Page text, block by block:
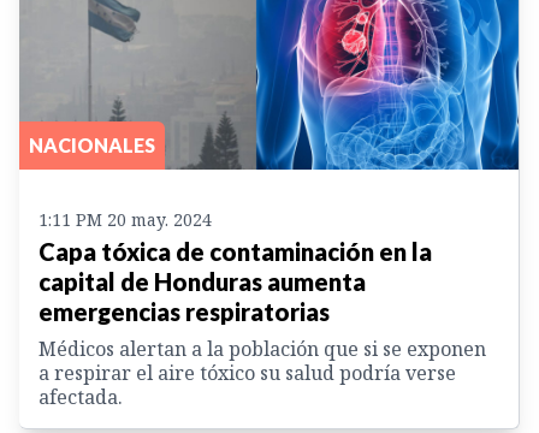
NACIONALES
1:11 PM 20 may. 2024
Capa tóxica de contaminación en la
capital de Honduras aumenta
emergencias respiratorias
Médicos alertan a la población que si se exponen
a respirar el aire tóxico su salud podría verse
afectada.